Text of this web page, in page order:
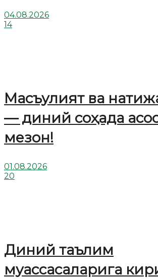
04.08.2026
14
Масъулият ва
— диний соҳада
мезон!
01.08.2026
20
Диний таълим
муассасаларига